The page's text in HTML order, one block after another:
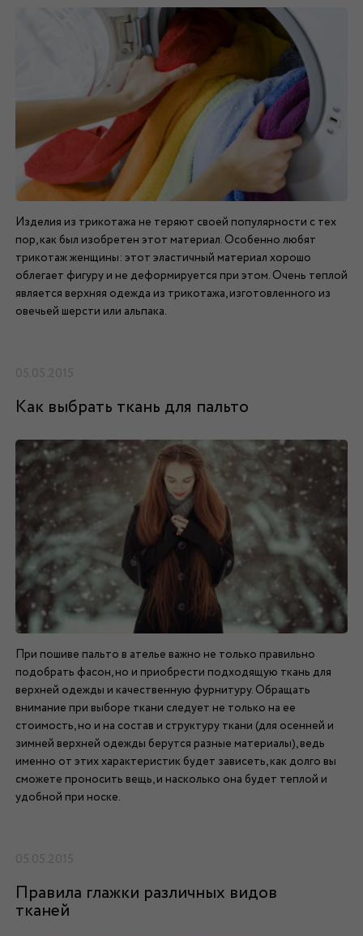
Изделия из трикотажа не теряют своей популярности с тех
пор, как был изобретен этот материал. Особенно любят
трикотаж женщины: этот эластичный материал хорошо
облегает фигуру и не деформируется при этом. Очень теплой
является верхняя одежда из трикотажа, изготовленного из
овечьей шерсти или альпака.
05.05.2015
Как выбрать ткань для пальто
При пошиве пальто в ателье важно не только правильно
подобрать фасон, но и приобрести подходящую ткань для
верхней одежды и качественную фурнитуру. Обращать
внимание при выборе ткани следует не только на ее
стоимость, но и на состав и структуру ткани (для осенней и
зимней верхней одежды берутся разные материалы), ведь
именно от этих характеристик будет зависеть, как долго вы
сможете проносить вещь, и насколько она будет теплой и
удобной при носке.
05.05.2015
Правила глажки различных видов
тканей